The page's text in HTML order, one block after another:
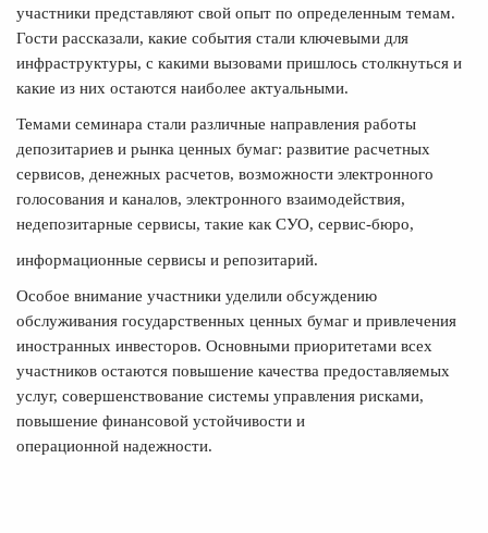
участники представляют свой опыт по определенным темам.
Гости рассказали, какие события стали ключевыми для
инфраструктуры, с какими вызовами пришлось столкнуться и
какие из них остаются наиболее актуальными.
Темами семинара стали различные направления работы
депозитариев и рынка ценных бумаг: развитие расчетных
сервисов, денежных расчетов, возможности электронного
голосования и каналов, электронного взаимодействия,
недепозитарные сервисы, такие как СУО, сервис-бюро,
информационные сервисы и репозитарий.
Особое внимание участники уделили обсуждению
обслуживания государственных ценных бумаг и привлечения
иностранных инвесторов. Основными приоритетами всех
участников остаются повышение качества предоставляемых
услуг, совершенствование системы управления рисками,
повышение финансовой устойчивости и
операционной надежности.